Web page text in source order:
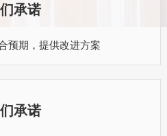
承诺
预期，提供改进方案
承诺